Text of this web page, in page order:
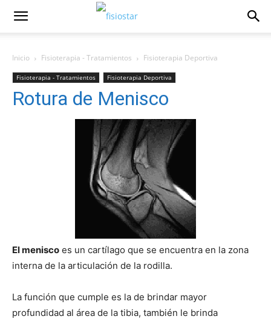
Inicio Fisioterapia - Tratamientos Fisioterapia Deportiva
Fisioterapia - Tratamientos
Fisioterapia Deportiva
Fisioterapia Traumatológica
Rotura de Menisco
El menisco es un cartí­lago que se encuentra en la zona
interna de la articulación de la rodilla.
La función que cumple es la de brindar mayor
profundidad al área de la tibia, también le brinda